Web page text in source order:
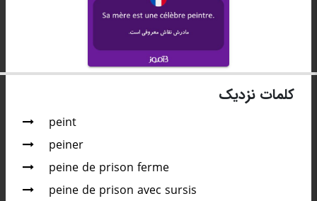
کلمات نزدیک
peint
peiner
peine de prison ferme
peine de prison avec sursis